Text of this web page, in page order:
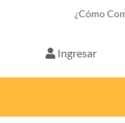
¿Cómo
Ingresar